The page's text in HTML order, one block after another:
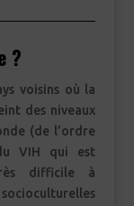
?
voisins où la
des niveaux
(de l’ordre
VIH qui est
difficile à